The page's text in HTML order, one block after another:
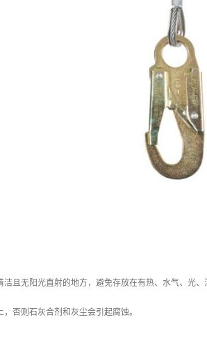
且无阳光直射的地方，避免存放在有热、水气、光
否则石灰合剂和灰尘会引起腐蚀。